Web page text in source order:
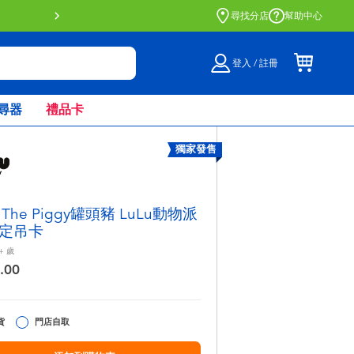
門店自取服務 網上購買並在店內
尋找分店 幫助中心
登入 / 註冊
器 禮品卡
獨家發售
Piggy罐頭豬 LuLu動物派
吊卡
歲
門店自取